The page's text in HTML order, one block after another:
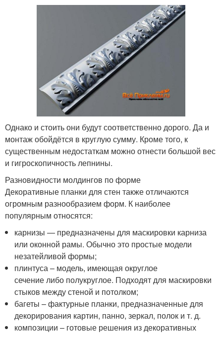
Однако и стоить они будут соответственно дорого. Да и
монтаж обойдётся в круглую сумму. Кроме того, к
существенным недостаткам можно отнести большой вес
и гигроскопичность лепнины.
Разновидности молдингов по форме
Декоративные планки для стен также отличаются
огромным разнообразием форм. К наиболее
популярным относятся:
карнизы — предназначены для маскировки карниза
или оконной рамы. Обычно это простые модели
незатейливой формы;
плинтуса – модель, имеющая округлое
сечение либо полукруглое. Подходят для маскировки
стыков между стеной и потолком;
багеты – фактурные планки, предназначенные для
декорирования картин, панно, зеркал, полок и т. д.
композиции – готовые решения из декоративных